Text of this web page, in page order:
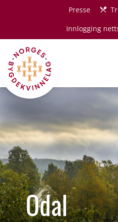
Hopp til hovedinnholdPresse
Innlogging
Odal